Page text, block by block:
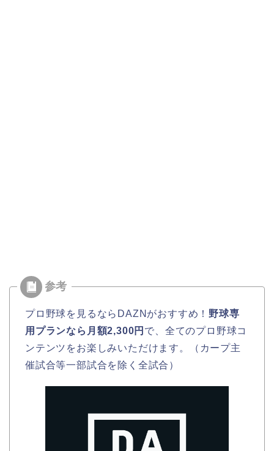
プロ野球を見るならDAZNがおすすめ！ 野球専
用プランなら月額2,300円 で、全てのプロ野球コ
ンテンツをお楽しみいただけます。（カープ主
催試合等一部試合を除く全試合）